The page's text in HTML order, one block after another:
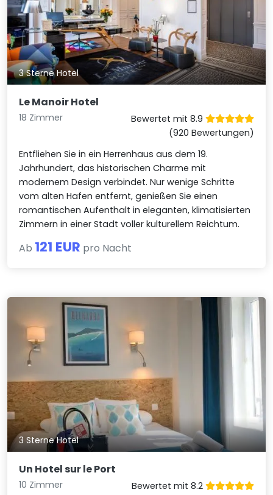
3 Sterne Hotel
Le Manoir Hotel
18 Zimmer
Bewertet mit 8.9
(920 Bewertungen)
Entfliehen Sie in ein Herrenhaus aus dem 19.
Jahrhundert, das historischen Charme mit
modernem Design verbindet. Nur wenige Schritte
vom alten Hafen entfernt, genießen Sie einen
romantischen Aufenthalt in eleganten, klimatisierten
Zimmern in einer Stadt voller kulturellem Reichtum.
Ab 121 EUR pro Nacht
3 Sterne Hotel
Un Hotel sur le Port
10 Zimmer
Bewertet mit 8.2